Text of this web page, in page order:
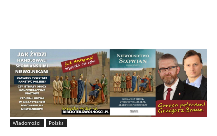
Wiadomości Polska